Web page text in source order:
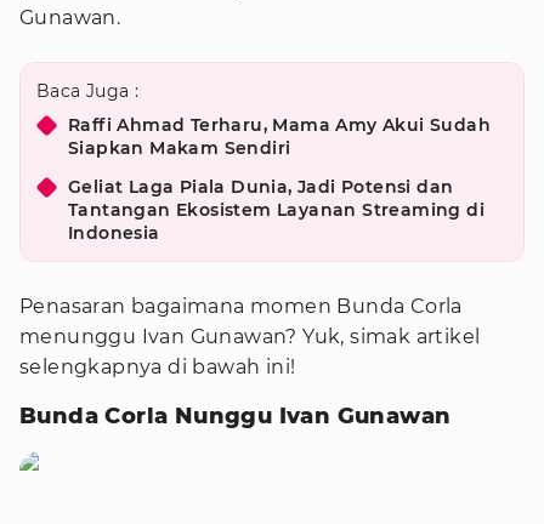
Gunawan.
Baca Juga :
Raffi Ahmad Terharu, Mama Amy Akui Sudah
Siapkan Makam Sendiri
Geliat Laga Piala Dunia, Jadi Potensi dan
Tantangan Ekosistem Layanan Streaming di
Indonesia
Penasaran bagaimana momen Bunda Corla
menunggu Ivan Gunawan? Yuk, simak artikel
selengkapnya di bawah ini!
Bunda Corla Nunggu Ivan Gunawan